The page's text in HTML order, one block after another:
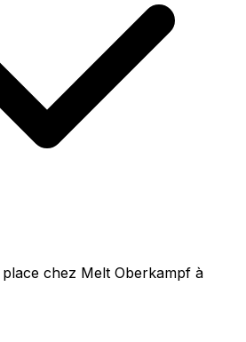
chez Melt Oberkampf à